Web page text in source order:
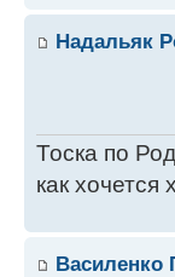
Надальяк
Тоска по
как хочется
Василенко